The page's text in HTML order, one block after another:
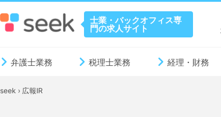
士業・バックオフィス専
門の求人サイト
弁護士業務 税理士業務 経理・財務
seek › 広報IR